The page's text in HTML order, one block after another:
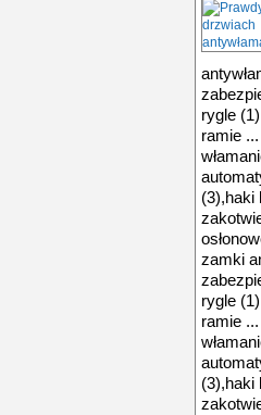
rygle
ramie
(3),haki
zamki
rygle
ramie
(3),haki